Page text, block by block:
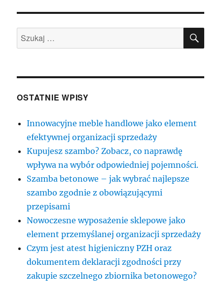
Szukaj:
OSTATNIE WPISY
Innowacyjne meble handlowe jako element
efektywnej organizacji sprzedaży
Kupujesz szambo? Zobacz, co naprawdę
wpływa na wybór odpowiedniej pojemności.
Szamba betonowe – jak wybrać najlepsze
szambo zgodnie z obowiązującymi
przepisami
Nowoczesne wyposażenie sklepowe jako
element przemyślanej organizacji sprzedaży
Czym jest atest higieniczny PZH oraz
dokumentem deklaracji zgodności przy
zakupie szczelnego zbiornika betonowego?